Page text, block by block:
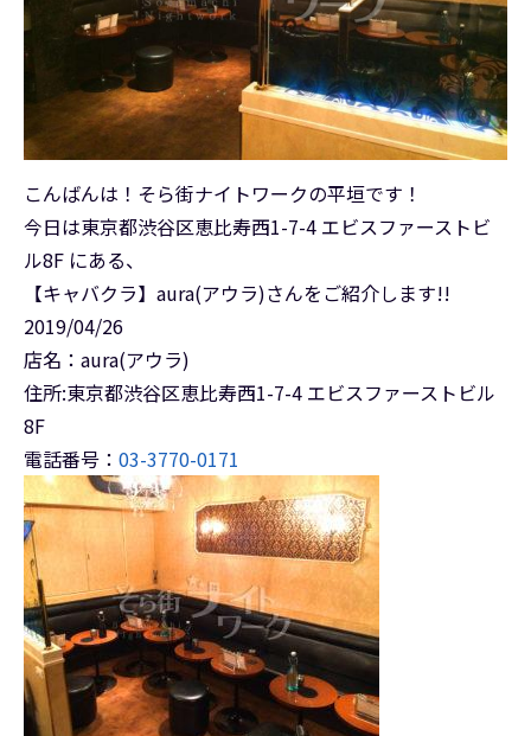
こんばんは！そら街ナイトワークの平垣です！
今日は東京都渋谷区恵比寿西1-7-4 エビスファーストビ
ル8F にある、
【キャバクラ】aura(アウラ)さんをご紹介します!!
2019/04/26
店名：aura(アウラ)
住所:東京都渋谷区恵比寿西1-7-4 エビスファーストビル
8F
電話番号： 03-3770-0171